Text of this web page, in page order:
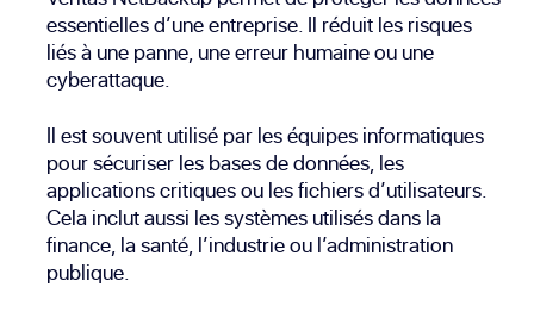
essentielles d’une entreprise. Il réduit les risques
liés à une panne, une erreur humaine ou une
cyberattaque.
Il est souvent utilisé par les équipes informatiques
pour sécuriser les bases de données, les
applications critiques ou les fichiers d’utilisateurs.
Cela inclut aussi les systèmes utilisés dans la
finance, la santé, l’industrie ou l’administration
publique.